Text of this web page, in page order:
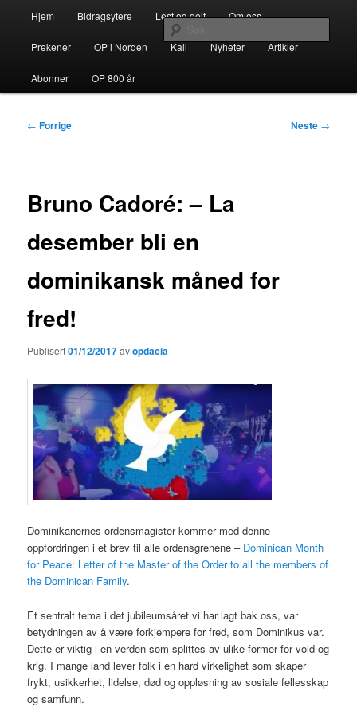
Dominikanerordenen i Norden
Hjem Bidragsytere Lest og delt Om oss
Prekener OP i Norden Kall Nyheter Artikler
Abonner OP 800 år
Innleggsnavigasjon
← Forrige Neste →
Bruno Cadoré: – La
desember bli en
dominikansk måned for
fred!
Publisert01/12/2017avopdacia
Dominikanernes ordensmagister kommer med denne
oppfordringen i et brev til alle ordensgrenene – Dominican Month
for Peace: Letter of the Master of the Order to all the members of
the Dominican Family.
Et sentralt tema i det jubileumsåret vi har lagt bak oss, var
betydningen av å være forkjempere for fred, som Dominikus var.
Dette er viktig i en verden som splittes av ulike former for vold og
krig. I mange land lever folk i en hard virkelighet som skaper
frykt, usikkerhet, lidelse, død og oppløsning av sosiale fellesskap
og samfunn.